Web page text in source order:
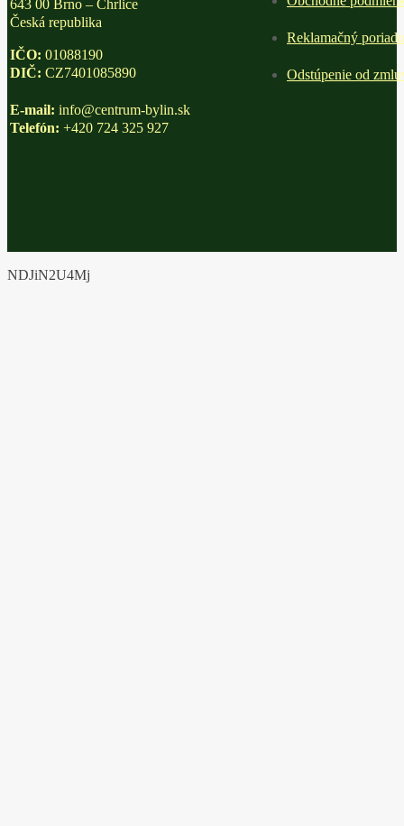
643 00 Brno – Chrlice
Česká republika
IČO: 01088190
DIČ: CZ7401085890
E-mail: info@centrum-bylin.sk
Telefón: +420 724 325 927
Reklamačný
Odstúpenie od
NDJiN2U4Mj